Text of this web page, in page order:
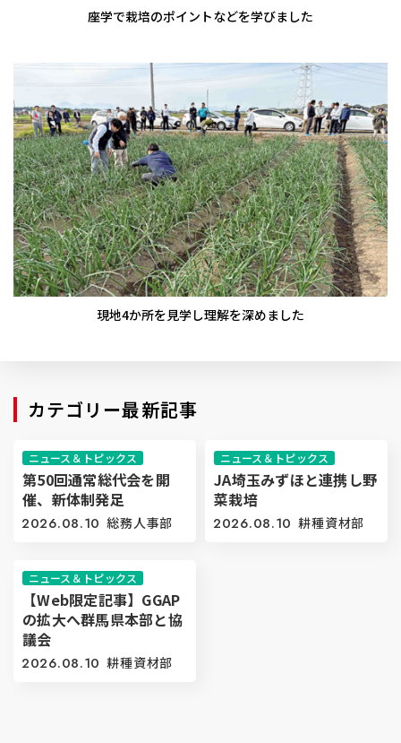
座学で栽培のポイントなどを学びました
現地4か所を見学し理解を深めました
カテゴリー最新記事
ニュース＆トピックス
第50回通常総代会を開
催、新体制発足
2026.08.10 総務人事部
ニュース＆トピックス
JA埼玉みずほと連携し野
菜栽培
2026.08.10 耕種資材部
ニュース＆トピックス
【Web限定記事】GGAP
の拡大へ群馬県本部と協
議会
2026.08.10 耕種資材部